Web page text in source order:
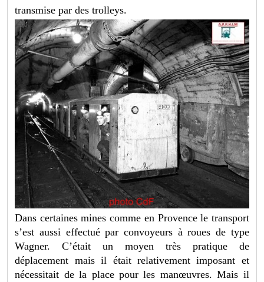
transmise par des trolleys.
Dans certaines mines comme en Provence le transport
s’est aussi effectué par convoyeurs à roues de type
Wagner. C’était un moyen très pratique de
déplacement mais il était relativement imposant et
nécessitait de la place pour les manœuvres. Mais il